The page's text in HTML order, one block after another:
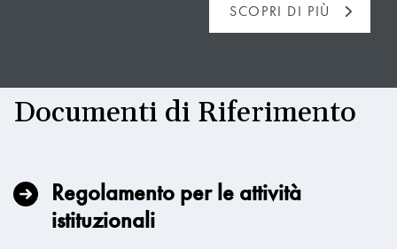
SCOPRI DI PIÙ
Documenti di Riferimento
Regolamento per le attività
istituzionali